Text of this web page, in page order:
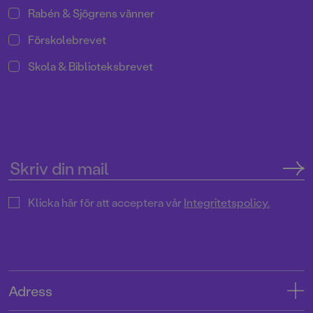
Rabén & Sjögrens vänner
Förskolebrevet
Skola & Biblioteksbrevet
Klicka här för att acceptera vårIntegritetspolicy.
Adress